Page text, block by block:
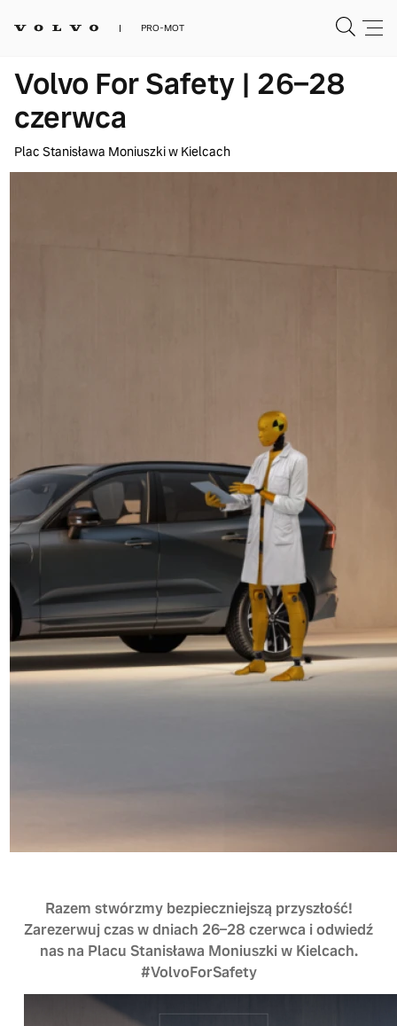
PRO-MOT
Volvo For Safety | 26–28
czerwca
Plac Stanisława Moniuszki w Kielcach
Razem stwórzmy bezpieczniejszą przyszłość!
Zarezerwuj czas w dniach 26–28 czerwca i odwiedź
nas na Placu Stanisława Moniuszki w Kielcach.
#VolvoForSafety